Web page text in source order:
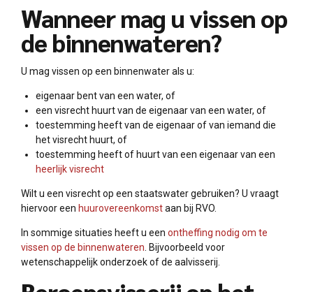
Wanneer mag u vissen op
de binnenwateren?
U mag vissen op een binnenwater als u:
eigenaar bent van een water, of
een visrecht huurt van de eigenaar van een water, of
toestemming heeft van de eigenaar of van iemand die
het visrecht huurt, of
toestemming heeft of huurt van een eigenaar van een
heerlijk visrecht
Wilt u een visrecht op een staatswater gebruiken? U vraagt
hiervoor een huurovereenkomstaan bij RVO.
In sommige situaties heeft u een ontheffing nodig om te
vissen op de binnenwateren . Bijvoorbeeld voor
wetenschappelijk onderzoek of de aalvisserij.